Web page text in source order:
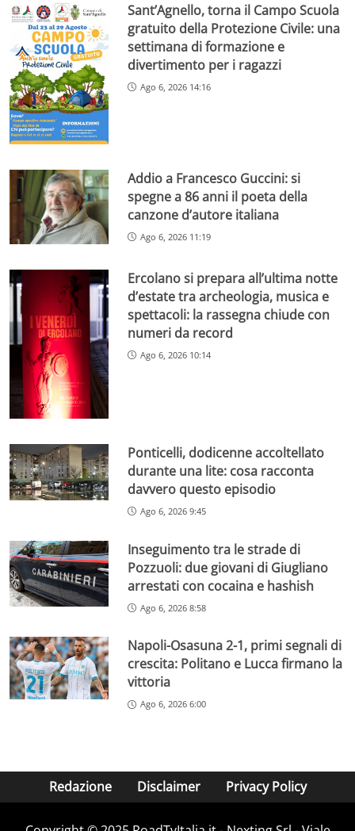
Sant’Agnello, torna il Campo Scuola
gratuito della Protezione Civile: una
settimana di formazione e
divertimento per i ragazzi
Ago 6, 2026 14:16
Addio a Francesco Guccini: si
spegne a 86 anni il poeta della
canzone d’autore italiana
Ago 6, 2026 11:19
Ercolano si prepara all’ultima notte
d’estate tra archeologia, musica e
spettacoli: la rassegna chiude con
numeri da record
Ago 6, 2026 10:14
Ponticelli, dodicenne accoltellato
durante una lite: cosa racconta
davvero questo episodio
Ago 6, 2026 9:45
Inseguimento tra le strade di
Pozzuoli: due giovani di Giugliano
arrestati con cocaina e hashish
Ago 6, 2026 8:58
Napoli-Osasuna 2-1, primi segnali di
crescita: Politano e Lucca firmano la
vittoria
Ago 6, 2026 6:00
Redazione Disclaimer Privacy Policy